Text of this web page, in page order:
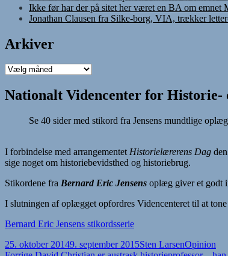
Ikke før har der på sitet her været en BA om emnet
Jonathan Clausen fra Silke-borg, VIA, trækker
Arkiver
Arkiver
Nationalt Videncenter for
Se 40 sider med stikord fra Jensens mundtlige
I forbindelse med arrangementet Historielærerens Dag
sige noget om historiebevidsthed og historiebrug.
Stikordene fra Bernard Eric Jensens oplæg giver et godt
I slutningen af oplægget opfordres Videncenteret til at
Bernard Eric Jensens stikordsserie
Udgivet
25. oktober 20149. september 2015Forfatter
Sten LarsenKategorier
Opinion